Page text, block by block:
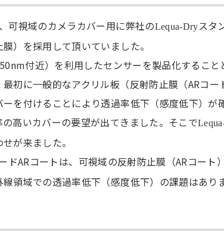
可視域のカメラカバー用に弊社のLequa-Dryスタ
）を採用して頂いていました。
付近）を利用したセンサーを製品化すること
初に一般的なアクリル板（反射防止膜（ARコ
を付けることにより透過率低下（感度低下）が
高いカバーの要望が出てきました。そこで
が来ました。
ドARコートは、可視域の反射防止膜（ARコート
領域での透過率低下（感度低下）の課題はあり